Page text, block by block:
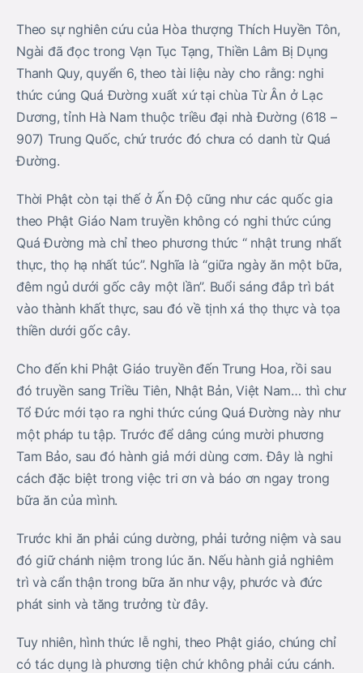
Theo sự nghiên cứu của Hòa thượng Thích Huyền Tôn,
Ngài đã đọc trong Vạn Tục Tạng, Thiền Lâm Bị Dụng
Thanh Quy, quyển 6, theo tài liệu này cho rằng: nghi
thức cúng Quá Đường xuất xứ tại chùa Từ Ân ở Lạc
Dương, tỉnh Hà Nam thuộc triều đại nhà Đường (618 –
907) Trung Quốc, chứ trước đó chưa có danh từ Quá
Đường.
Thời Phật còn tại thế ở Ấn Độ cũng như các quốc gia
theo Phật Giáo Nam truyền không có nghi thức cúng
Quá Đường mà chỉ theo phương thức “ nhật trung nhất
thực, thọ hạ nhất túc”. Nghĩa là “giữa ngày ăn một bữa,
đêm ngủ dưới gốc cây một lần”. Buổi sáng đắp trì bát
vào thành khất thực, sau đó về tịnh xá thọ thực và tọa
thiền dưới gốc cây.
Cho đến khi Phật Giáo truyền đến Trung Hoa, rồi sau
đó truyền sang Triều Tiên, Nhật Bản, Việt Nam… thì chư
Tổ Đức mới tạo ra nghi thức cúng Quá Đường này như
một pháp tu tập. Trước để dâng cúng mười phương
Tam Bảo, sau đó hành giả mới dùng cơm. Đây là nghi
cách đặc biệt trong việc tri ơn và báo ơn ngay trong
bữa ăn của mình.
Trước khi ăn phải cúng dường, phải tưởng niệm và sau
đó giữ chánh niệm trong lúc ăn. Nếu hành giả nghiêm
trì và cẩn thận trong bữa ăn như vậy, phước và đức
phát sinh và tăng trưởng từ đây.
Tuy nhiên, hình thức lễ nghi, theo Phật giáo, chúng chỉ
có tác dụng là phương tiện chứ không phải cứu cánh.